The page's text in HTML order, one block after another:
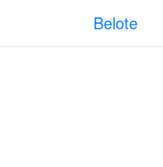
Belote